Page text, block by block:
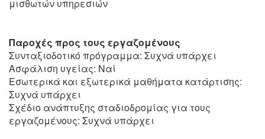
μισθωτών υπηρεσιών
Παροχές προς τους εργαζομένους
Συνταξιοδοτικό πρόγραμμα: Συχνά υπάρχει
Ασφάλιση υγείας: Ναί
Εσωτερικά και εξωτερικά μαθήματα κατάρτισης:
Συχνά υπάρχει
Σχέδιο ανάπτυξης σταδιοδρομίας για τους
εργαζομένους: Συχνά υπάρχει